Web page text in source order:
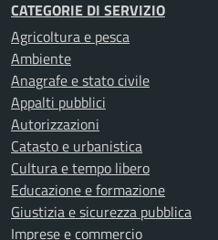
CATEGORIE DI SERVIZIO
Agricoltura e pesca
Ambiente
Anagrafe e stato civile
Appalti pubblici
Autorizzazioni
Catasto e urbanistica
Cultura e tempo libero
Educazione e formazione
Giustizia e sicurezza pubblica
Imprese e commercio